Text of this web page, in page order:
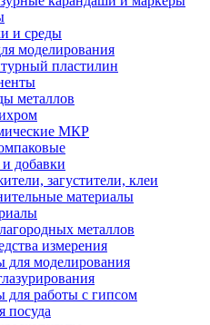
и среды
моделирования
пластилин
металлов
МКР
добавки
загустители, клеи
материалы
металлов
измерения
для моделирования
для работы с гипсом
посуда